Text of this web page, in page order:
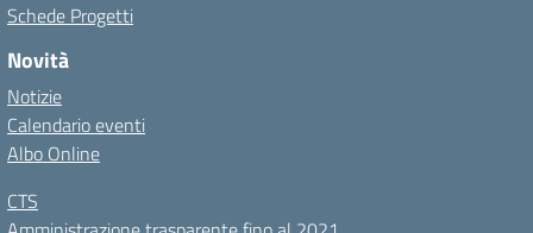
Schede Progetti
Novità
Notizie
Calendario eventi
Albo Online
CTS